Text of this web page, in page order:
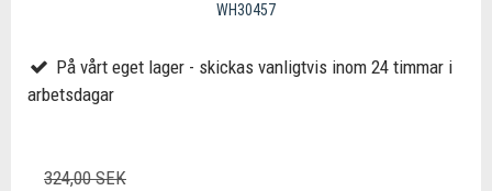
WH30457
På vårt eget lager - skickas vanligtvis inom 24 timmar i
arbetsdagar
324,00 SEK